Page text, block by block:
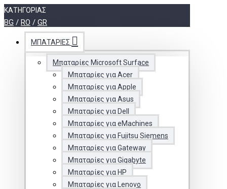
ΚΑΤΗΓΟΡΊΑΣ
BG / RO / GR
ΜΠΑΤΑΡΊΕΣ
Μπαταρίες Microsoft Surface
Μπαταρίες για Acer
Μπαταρίες για Apple
Μπαταρίες για Asus
Μπαταρίες για Dell
Μπαταρίες για eMachines
Μπαταρίες για Fujitsu Siemens
Μπαταρίες για Gateway
Μπαταρίες για Gigabyte
Μπαταρίες για HP
Μπαταρίες για Lenovo